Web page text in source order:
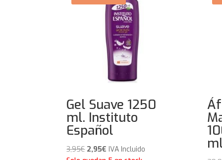
Gel Suave 1250
ml. Instituto
Español
3,95€ El
2,95€ El
IVA Incluido